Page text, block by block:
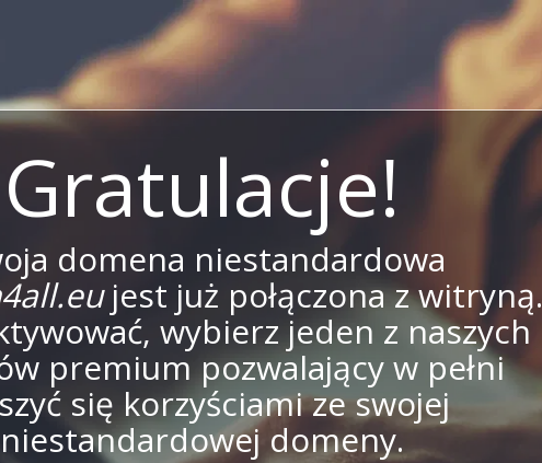
Gratulacje!
domena niestandardowa
jest już połączona z witryną.
wybierz jeden z naszych
premium pozwalający w pełni
się korzyściami ze swojej
niestandardowej domeny.